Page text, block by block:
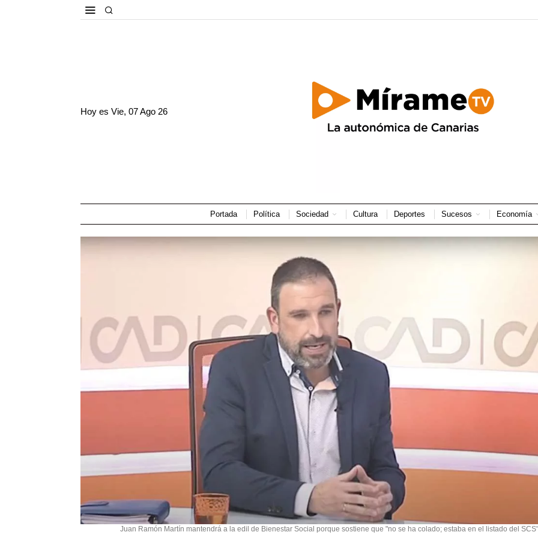
Hoy esVie, 07 Ago 26
Portada Política Sociedad Cultura Deportes Sucesos Economía
Juan Ramón Martín mantendrá a la edil de Bienestar Social porque sostiene que "no se ha colado; estaba en el listado del SCS"